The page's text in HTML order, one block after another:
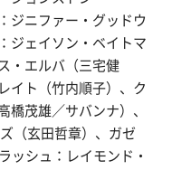
ジニファー・グッドウ
ジェイソン・ベイトマ
・エルバ（三宅健
イト（竹内順子）、ク
橋茂雄／サバンナ）、
（玄田哲章）、ガゼ
ッシュ：レイモンド・